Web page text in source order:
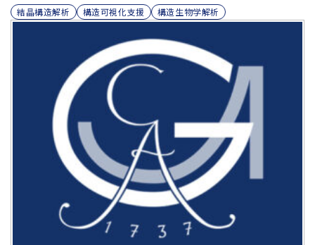
結晶構造解析 構造可視化支援 構造生物学解析